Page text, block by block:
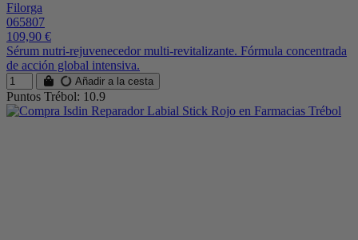
Filorga
065807
109,90 €
Sérum nutri-rejuvenecedor multi-revitalizante. Fórmula concentrada
de acción global intensiva.
Añadir a la cesta
Puntos Trébol: 10.9